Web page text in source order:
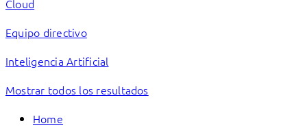
Cloud
Equipo directivo
Inteligencia Artificial
Mostrar todos los resultados
Home